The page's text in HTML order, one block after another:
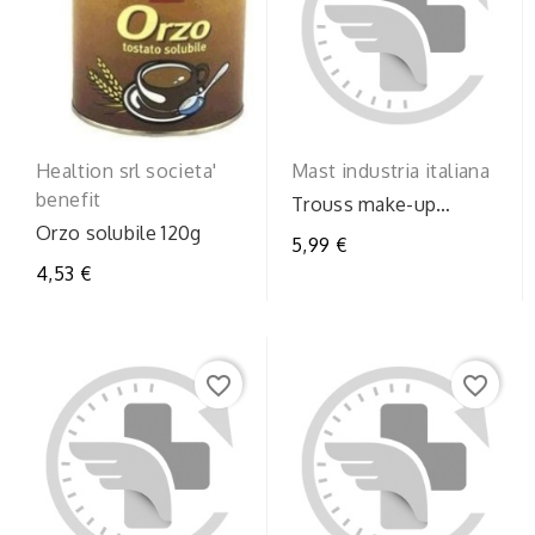
Healtion srl societa'
benefit
Orzo solubile 120g
4,53 €
Mast industria italiana
Trouss make-up
5,99 €
favorite_border favorite_border